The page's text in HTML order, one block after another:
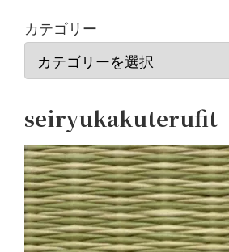
カテゴリー
seiryukakuterufit